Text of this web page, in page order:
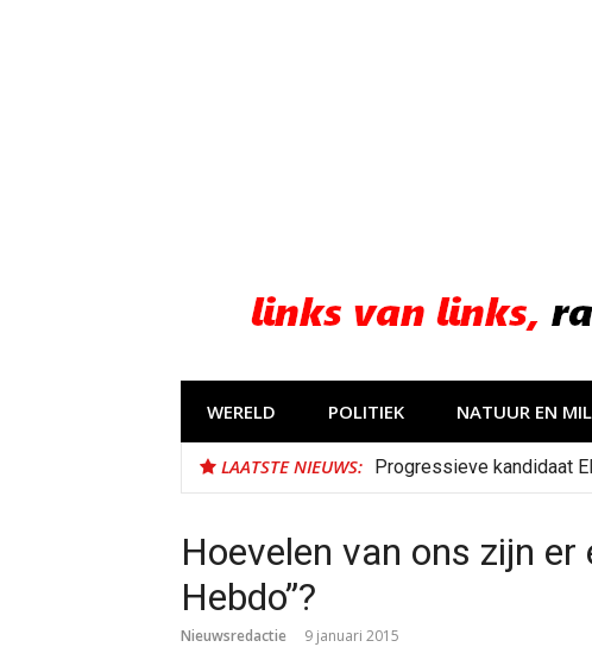
WERELD POLITIEK NATUUR EN
LAATSTE NIEUWS: Progressieve kandidaat
Hoevelen van ons zijn
Hebdo”?
Nieuwsredactie 9 januari 2015